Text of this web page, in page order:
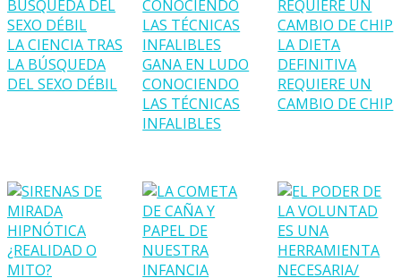
LA CIENCIA TRAS
LA BÚSQUEDA
DEL SEXO DÉBIL
GANA EN LUDO
CONOCIENDO
LAS TÉCNICAS
INFALIBLES
LA DIETA
DEFINITIVA
REQUIERE UN
CAMBIO DE CHIP